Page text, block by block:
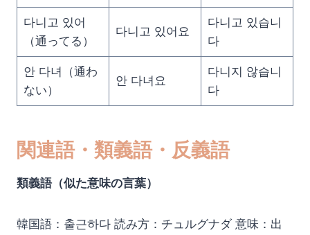
다니고 있어
（通ってる）
다니고 있어요
다니고 있습니
다
안 다녀（通わ
ない）
안 다녀요
다니지 않습니
다
関連語・類義語・反義語
類義語（似た意味の言葉）
韓国語：출근하다 読み方：チュルグナダ 意味：出